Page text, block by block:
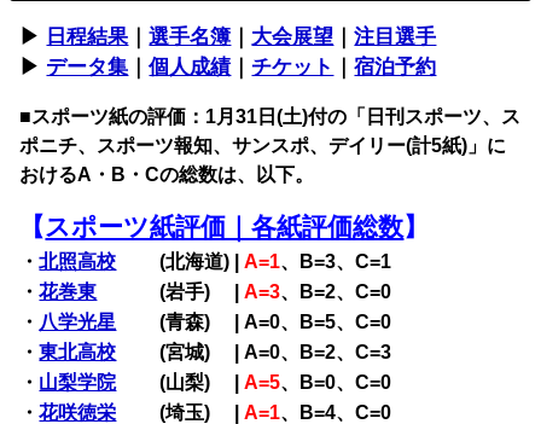
▶︎ 日程結果 ｜選手名簿 大会展望 ｜注目選手
▶︎ データ集 ｜個人成績｜チケット ｜宿泊予約
■スポーツ紙の評価： 1月31日(土)付の「日刊スポーツ、ス
ポニチ、スポーツ報知、サンスポ、デイリー(計5紙)」に
おけるA・B・Cの総数は、以下。
【 スポーツ紙評価｜各紙評価総数】
・北照高校 (北海道) |A=1、B=3、C=1
・花巻東 (岩手) |A=3、B=2、C=0
・ 八学光星 (青森) | A=0、B=5、C=0
・東北高校 (宮城) | A=0、B=2、C=3
・ 山梨学院(山梨) |A=5、B=0、C=0
・花咲徳栄 (埼玉) |A=1、B=4、C=0